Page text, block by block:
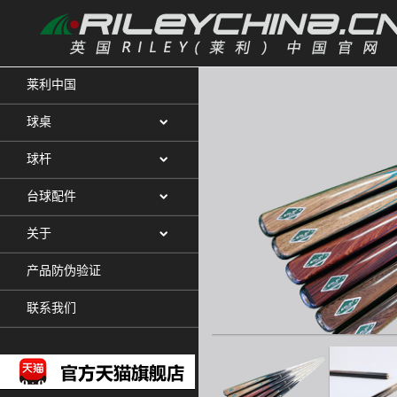
莱利中国
球桌
球杆
台球配件
关于
产品防伪验证
联系我们